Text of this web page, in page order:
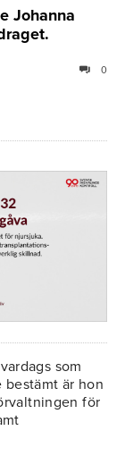
Johanna
0
som
bestämt är hon
för